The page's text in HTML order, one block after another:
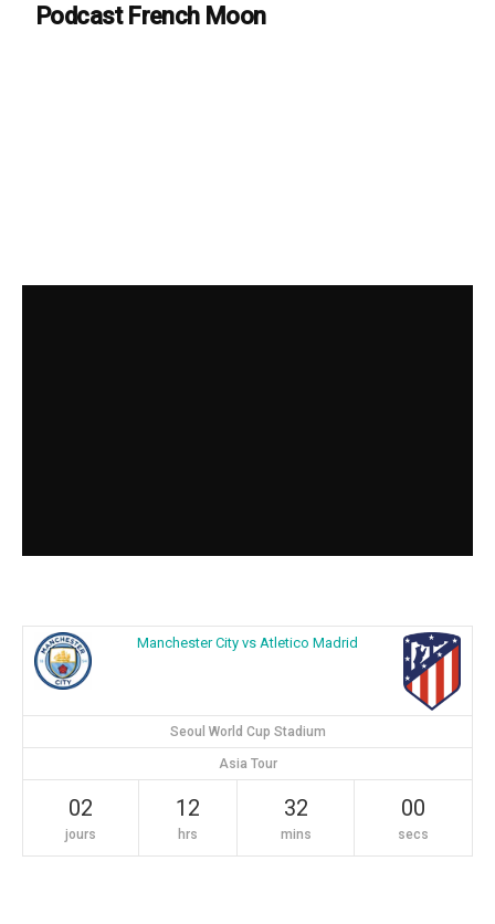
Podcast French Moon
Manchester City vs Atletico Madrid
Seoul World Cup Stadium
Asia Tour
02
jours
12
hrs
32
mins
00
secs